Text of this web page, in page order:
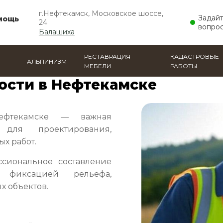
г.Нефтекамск, Московское шоссе,
24
Балашиха
АЛЬПИНИЗМ
РЕСТАВРАЦИЯ
МЕБЕЛИ
КАДАСТРОВЫЕ
РАБОТЫ
в Нефтекамске
— важная
проектирования,
работ.
составление
рельефа,
объектов.